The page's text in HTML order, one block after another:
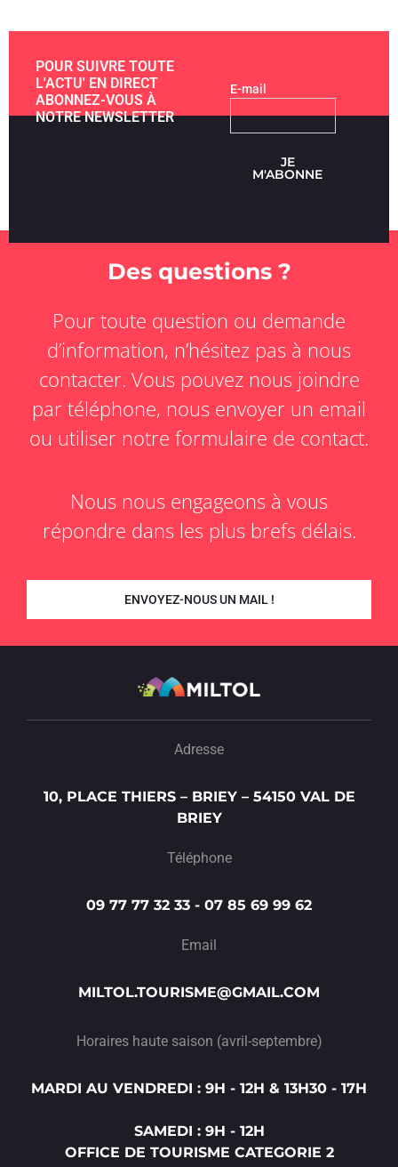
POUR SUIVRE TOUTE
L'ACTU' EN DIRECT
ABONNEZ-VOUS À
NOTRE NEWSLETTER
E-mail
JE
M'ABONNE
Adresse
10, PLACE THIERS – BRIEY – 54150 VAL DE
BRIEY
Téléphone
09 77 77 32 33 - 07 85 69 99 62
Email
MILTOL.TOURISME@GMAIL.COM
Horaires haute saison (avril-septembre)
MARDI AU VENDREDI : 9H - 12H & 13H30 - 17H
SAMEDI : 9H - 12H
OFFICE DE TOURISME CATEGORIE 2
Des questions ?
Pour toute question ou demande
d’information, n’hésitez pas à nous
contacter. Vous pouvez nous joindre
par téléphone, nous envoyer un email
ou utiliser notre formulaire de contact.
Nous nous engageons à vous
répondre dans les plus brefs délais.
ENVOYEZ-NOUS UN MAIL !